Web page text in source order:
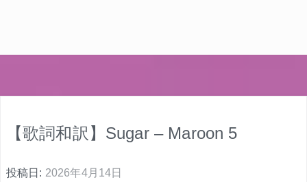
【歌詞和訳】Sugar – Maroon 5
投稿日: 2026年4月14日